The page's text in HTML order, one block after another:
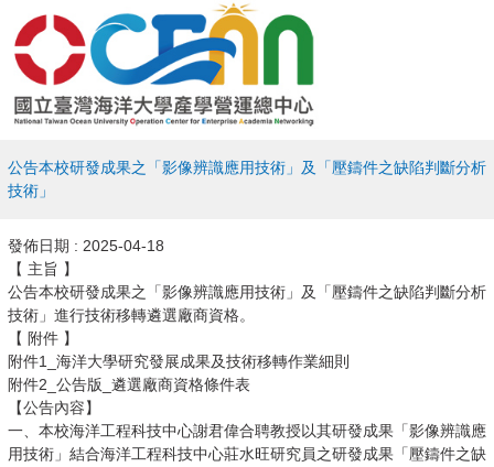
​公告本校研發成果之「影像辨識應用技術」及「壓鑄件之缺陷判斷分析
技術」
發佈日期 : 2025-04-18
【 主旨 】
​公告本校研發成果之「影像辨識應用技術」及「壓鑄件之缺陷判斷分析
技術」進行技術移轉遴選廠商資格。
【 附件 】
附件1_海洋大學研究發展成果及技術移轉作業細則
附件2_公告版_遴選廠商資格條件表
【公告內容】
一、本校海洋工程科技中心謝君偉合聘教授以其研發成果「影像辨識應
用技術」結合海洋工程科技中心莊水旺研究員之研發成果「壓鑄件之缺